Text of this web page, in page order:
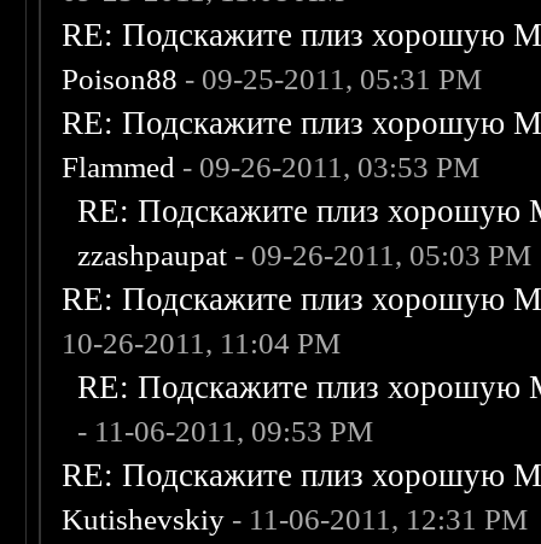
RE: Подскажите плиз хорошую
Poison88 - 09-25-2011, 05:31 PM
RE: Подскажите плиз хорошую
Flammed - 09-26-2011, 03:53 PM
RE: Подскажите плиз хорошую
zzashpaupat - 09-26-2011, 05:03 PM
RE: Подскажите плиз хорошую
10-26-2011, 11:04 PM
RE: Подскажите плиз хорошую
- 11-06-2011, 09:53 PM
RE: Подскажите плиз хорошую
Kutishevskiy - 11-06-2011, 12:31 PM